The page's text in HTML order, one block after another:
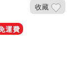
收藏
運費